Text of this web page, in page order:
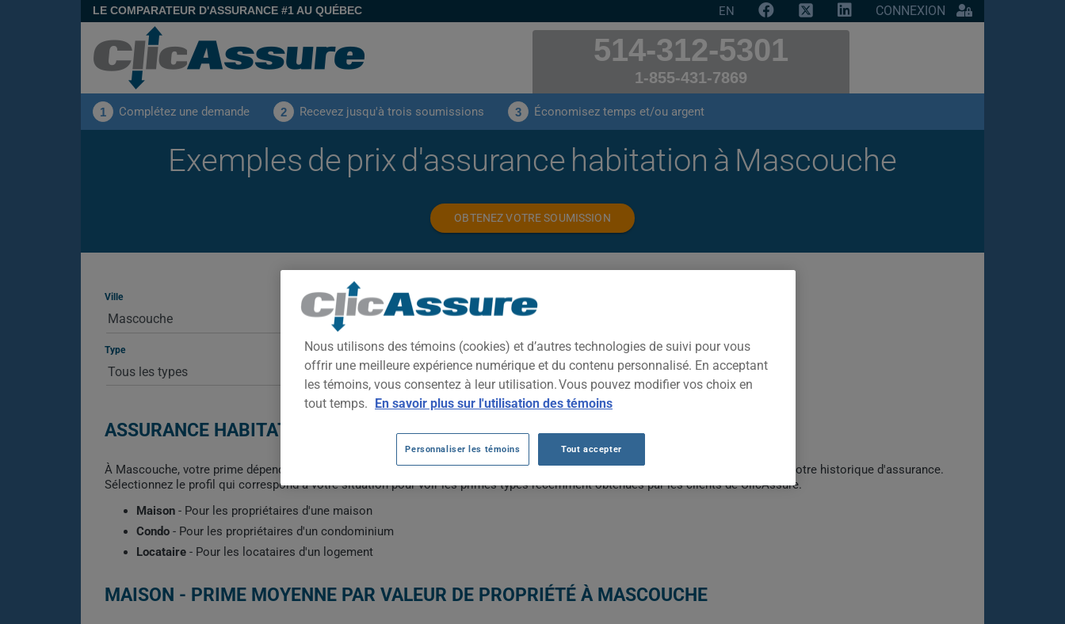
LE COMPARATEUR D'ASSURANCE #1 AU QUÉBEC EN CONNEXION
514-312-5301
1-855-431-7869
1 Complétez une demande 2 Recevez jusqu'à trois soumissions 3 Économisez temps et/ou argent
Exemples de prix d'assurance habitation à Mascouche
OBTENEZ VOTRE SOUMISSION
Ville
Type
ASSURANCE HABITATION À MASCOUCHE
À Mascouche, votre prime dépend de plusieurs facteurs : la valeur de la propriété, le code postal exact, l'année de construction et votre historique d'assurance.
Sélectionnez le profil qui correspond à votre situation pour voir les primes types récemment obtenues par les clients de ClicAssure.
Maison - Pour les propriétaires d'une maison
Condo - Pour les propriétaires d'un condominium
Locataire - Pour les locataires d'un logement
MAISON - PRIME MOYENNE PAR VALEUR DE PROPRIÉTÉ À MASCOUCHE
Nous utilisons des témoins (cookies) et d’autres technologies de suivi pour vous
offrir une meilleure expérience numérique et du contenu personnalisé. En acceptant
les témoins, vous consentez à leur utilisation. Vous pouvez modifier vos choix en
tout temps.
En savoir plus sur l'utilisation des témoins
Personnaliser les témoins Tout accepter